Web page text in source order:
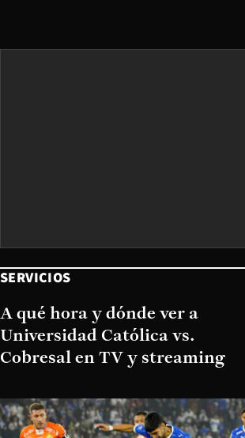
SERVICIOS
A qué hora y dónde ver a
Universidad Católica vs.
Cobresal en TV y streaming